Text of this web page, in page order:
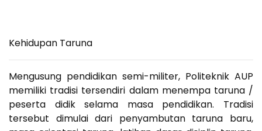
Kehidupan Taruna
Mengusung pendidikan semi-militer, Politeknik AUP
memiliki tradisi tersendiri dalam menempa taruna /
peserta didik selama masa pendidikan. Tradisi
tersebut dimulai dari penyambutan taruna baru,